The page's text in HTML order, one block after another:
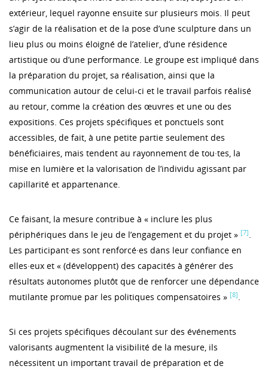
extérieur, lequel rayonne ensuite sur plusieurs mois. Il peut
s’agir de la réalisation et de la pose d’une sculpture dans un
lieu plus ou moins éloigné de l’atelier, d’une résidence
artistique ou d’une performance. Le groupe est impliqué dans
la préparation du projet, sa réalisation, ainsi que la
communication autour de celui-ci et le travail parfois réalisé
au retour, comme la création des œuvres et une ou des
expositions. Ces projets spécifiques et ponctuels sont
accessibles, de fait, à une petite partie seulement des
bénéficiaires, mais tendent au rayonnement de tou·tes, la
mise en lumière et la valorisation de l’individu agissant par
capillarité et appartenance.
Ce faisant, la mesure contribue à « inclure les plus
périphériques dans le jeu de l’engagement et du projet » [7].
Les participant·es sont renforcé·es dans leur confiance en
elles·eux et « (développent) des capacités à générer des
résultats autonomes plutôt que de renforcer une dépendance
mutilante promue par les politiques compensatoires » [8].
Si ces projets spécifiques découlant sur des événements
valorisants augmentent la visibilité de la mesure, ils
nécessitent un important travail de préparation et de